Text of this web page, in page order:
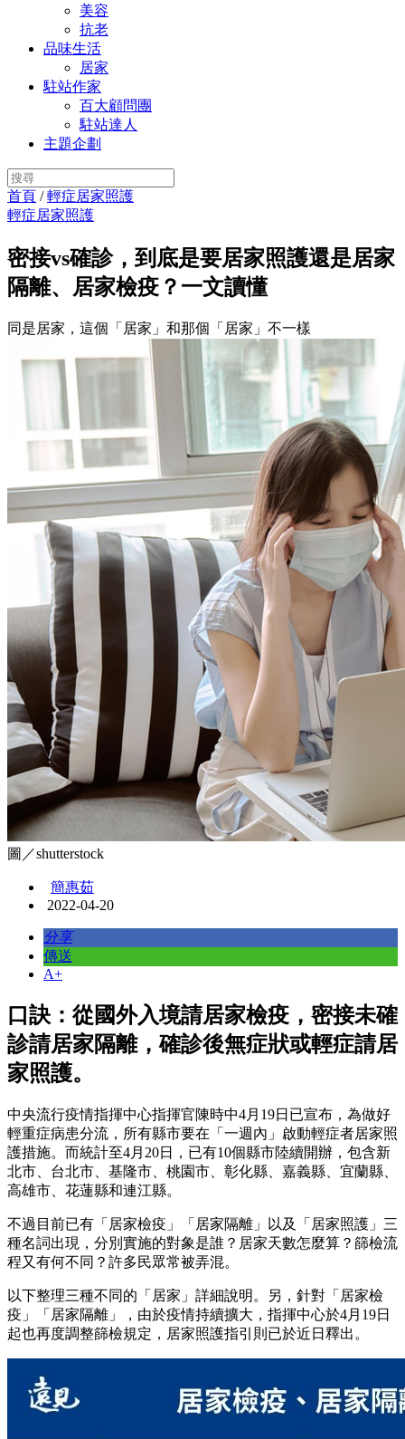
美容
抗老
品味生活
居家
駐站作家
百大顧問團
駐站達人
主題企劃
首頁 /輕症居家照護
輕症居家照護
密接vs確診，到底是要居家照護還是居家
隔離、居家檢疫？一文讀懂
同是居家，這個「居家」和那個「居家」不一樣
圖／shutterstock
簡惠茹
2022-04-20
分享
傳送
A+
口訣：從國外入境請居家檢疫，密接未確
診請居家隔離，確診後無症狀或輕症請居
家照護。
中央流行疫情指揮中心指揮官陳時中4月19日已宣布，為做好
輕重症病患分流，所有縣市要在「一週內」啟動輕症者居家照
護措施。而統計至4月20日，已有10個縣市陸續開辦，包含新
北市、台北市、基隆市、桃園市、彰化縣、嘉義縣、宜蘭縣、
高雄市、花蓮縣和連江縣。
不過目前已有「居家檢疫」「居家隔離」以及「居家照護」三
種名詞出現，分別實施的對象是誰？居家天數怎麼算？篩檢流
程又有何不同？許多民眾常被弄混。
以下整理三種不同的「居家」詳細說明。另，針對「居家檢
疫」「居家隔離」，由於疫情持續擴大，指揮中心於4月19日
起也再度調整篩檢規定，居家照護指引則已於近日釋出。